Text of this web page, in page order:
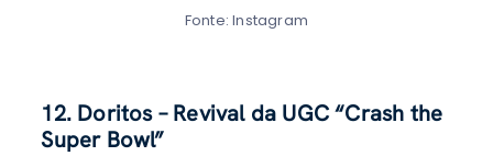
Fonte: Instagram
12. Doritos – Revival da UGC “Crash the
Super Bowl”